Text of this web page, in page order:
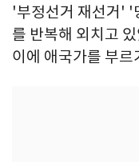
'부정선거 재선거' '
를 반복해 외치고
이에 애국가를 부르